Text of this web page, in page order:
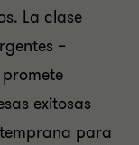
La clase
–
exitosas
para